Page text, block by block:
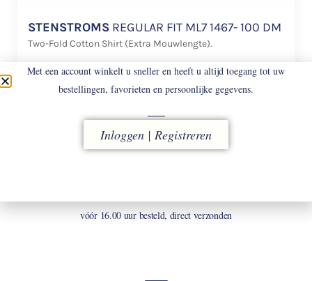
STENSTROMS REGULAR FIT ML7 1467- 100 DM
Two-Fold Cotton Shirt (Extra Mouwlengte).
€168
vóór 16.00 uur besteld, direct verzonden
Met een account winkelt u sneller en heeft u altijd toegang tot uw
bestellingen, favorieten en persoonlijke gegevens.
Inloggen | Registreren